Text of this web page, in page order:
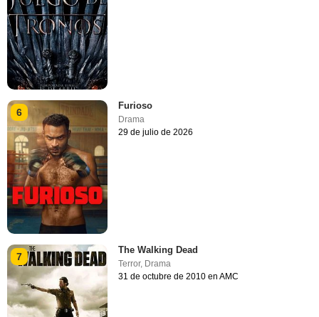
6
Furioso
Drama
29 de julio de 2026
7
The Walking Dead
Terror, Drama
31 de octubre de 2010 en AMC